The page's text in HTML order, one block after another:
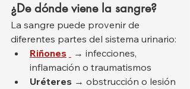
¿De dónde viene la sangre?
La sangre puede provenir de
diferentes partes del sistema urinario:
Riñones
→ infecciones,
inflamación o traumatismos
Uréteres → obstrucción o lesión